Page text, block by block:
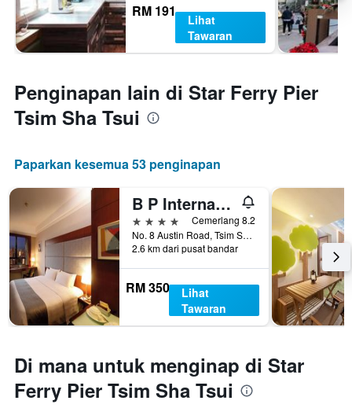
RM 191
Lihat
Tawaran
Penginapan lain di Star Ferry Pier
Tsim Sha Tsui
Paparkan kesemua 53 penginapan
B P International
4 bintang
Cemerlang 8.2
No. 8 Austin Road, Tsim Sha Tsui, Hong Kong, Hong Kong
2.6 km dari pusat bandar
RM 350
Lihat
Tawaran
Di mana untuk menginap di Star
Ferry Pier Tsim Sha Tsui